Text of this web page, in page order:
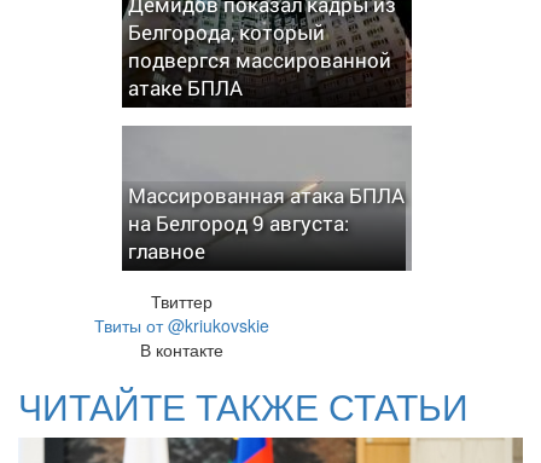
Белгорода, который
подвергся массированной
атаке БПЛА
Массированная атака БПЛА
на Белгород 9 августа:
главное
Твиттер
Твиты от @kriukovskie
В контакте
ЧИТАЙТЕ ТАКЖЕ СТАТЬИ